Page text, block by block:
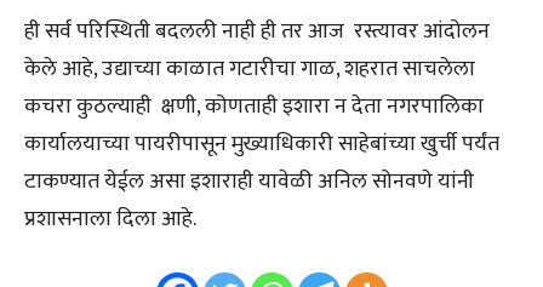
ही सर्व परिस्थिती बदलली नाही ही तर आज रस्त्यावर आंदोलन
केले आहे, उद्याच्या काळात गटारीचा गाळ, शहरात साचलेला
कचरा कुठल्याही क्षणी, कोणताही इशारा न देता नगरपालिका
कार्यालयाच्या पायरीपासून मुख्याधिकारी साहेबांच्या खुर्ची पर्यंत
टाकण्यात येईल असा इशाराही यावेळी अनिल सोनवणे यांनी
प्रशासनाला दिला आहे.